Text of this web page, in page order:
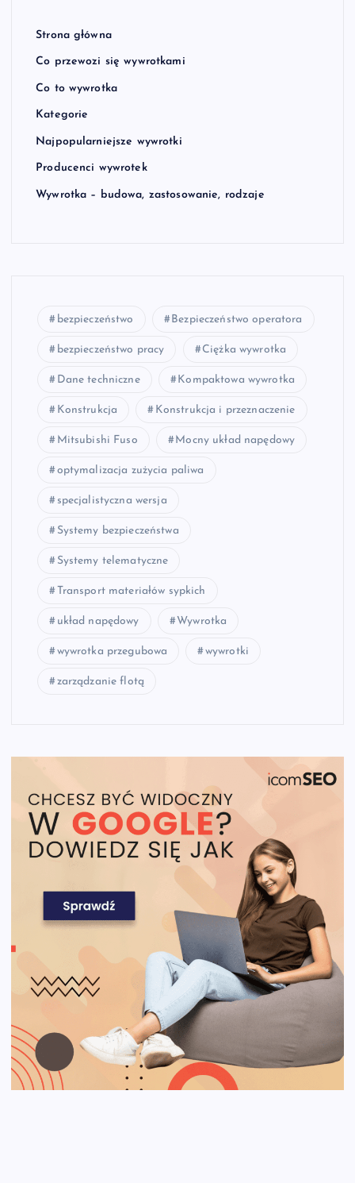
Strona główna
Co przewozi się wywrotkami
Co to wywrotka
Kategorie
Najpopularniejsze wywrotki
Producenci wywrotek
Wywrotka – budowa, zastosowanie, rodzaje
bezpieczeństwo Bezpieczeństwo operatora
bezpieczeństwo pracy Ciężka wywrotka
Dane techniczne Kompaktowa wywrotka
Konstrukcja Konstrukcja i przeznaczenie
Mitsubishi Fuso Mocny układ napędowy
optymalizacja zużycia paliwa
specjalistyczna wersja
Systemy bezpieczeństwa
Systemy telematyczne
Transport materiałów sypkich
układ napędowy Wywrotka
wywrotka przegubowa wywrotki
zarządzanie flotą